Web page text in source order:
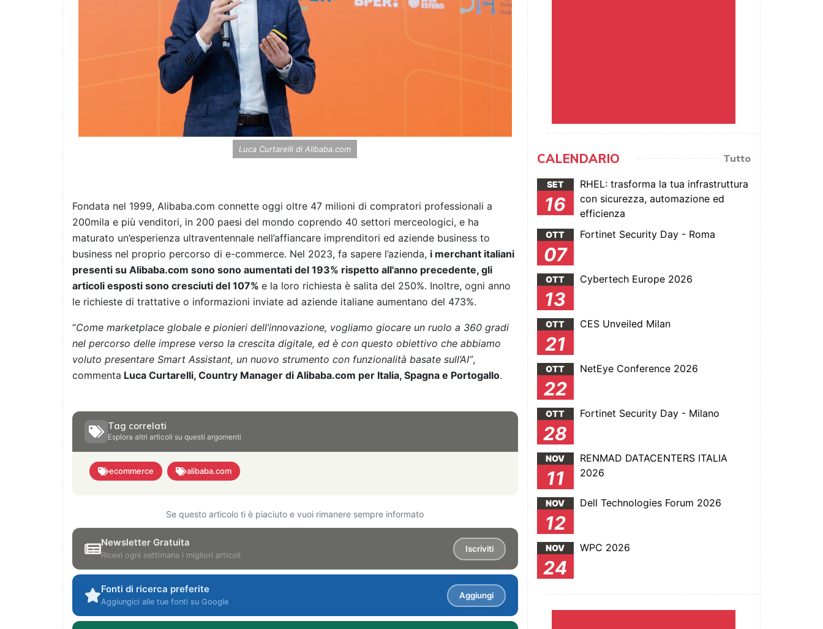
Luca Curtarelli di Alibaba.com
Fondata nel 1999, Alibaba.com connette oggi oltre 47 milioni di compratori professionali a
200mila e più venditori, in 200 paesi del mondo coprendo 40 settori merceologici, e ha
maturato un’esperienza ultraventennale nell’affiancare imprenditori ed aziende business to
business nel proprio percorso di e-commerce. Nel 2023, fa sapere l’azienda, i merchant italiani
presenti su Alibaba.com sono sono aumentati del 193% rispetto all'anno precedente, gli
articoli esposti sono cresciuti del 107% e la loro richiesta è salita del 250%. Inoltre, ogni anno
le richieste di trattative o informazioni inviate ad aziende italiane aumentano del 473%.
“Come marketplace globale e pionieri dell’innovazione, vogliamo giocare un ruolo a 360 gradi
nel percorso delle imprese verso la crescita digitale, ed è con questo obiettivo che abbiamo
voluto presentare Smart Assistant, un nuovo strumento con funzionalità basate sull’AI”,
commenta Luca Curtarelli, Country Manager di Alibaba.com per Italia, Spagna e Portogallo.
Tag correlati
Esplora altri articoli su questi argomenti
ecommerce alibaba.com
Se questo articolo ti è piaciuto e vuoi rimanere sempre informato
Newsletter Gratuita
Ricevi ogni settimana i migliori articoli
Iscriviti
Fonti di ricerca preferite
Aggiungici alle tue fonti su Google
Aggiungi
CALENDARIO Tutto
SET
16
RHEL: trasforma la tua infrastruttura
con sicurezza, automazione ed
efficienza
OTT
07
Fortinet Security Day - Roma
OTT
13
Cybertech Europe 2026
OTT
21
CES Unveiled Milan
OTT
22
NetEye Conference 2026
OTT
28
Fortinet Security Day - Milano
NOV
11
RENMAD DATACENTERS ITALIA
2026
NOV
12
Dell Technologies Forum 2026
NOV
24
WPC 2026